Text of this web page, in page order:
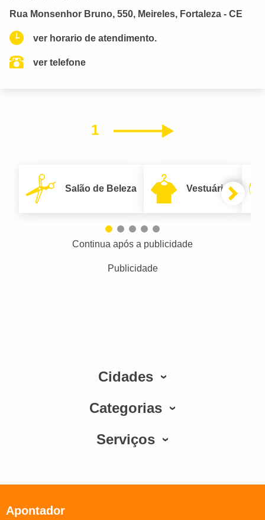
Rua Monsenhor Bruno, 550, Meireles, Fortaleza - CE
ver horario de atendimento.
ver telefone
1 Próximo
Salão de Beleza Vestuário
Continua após a publicidade
Publicidade
Cidades
Categorias
Serviços
Apontador